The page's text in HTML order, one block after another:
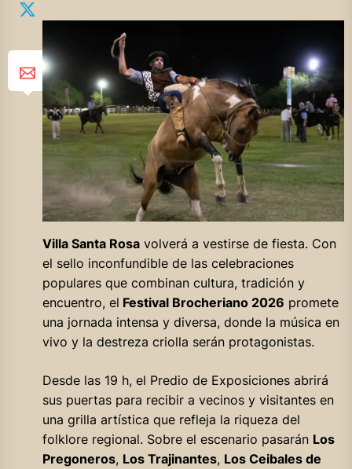
Villa Santa Rosavolverá a vestirse de fiesta. Con
el sello inconfundible de las celebraciones
populares que combinan cultura, tradición y
encuentro, el Festival Brocheriano 2026 promete
una jornada intensa y diversa, donde la música en
vivo y la destreza criolla serán protagonistas.
Desde las 19 h, el Predio de Exposiciones abrirá
sus puertas para recibir a vecinos y visitantes en
una grilla artística que refleja la riqueza del
folklore regional. Sobre el escenario pasarán Los
Pregoneros, Los Trajinantes, Los Ceibales de